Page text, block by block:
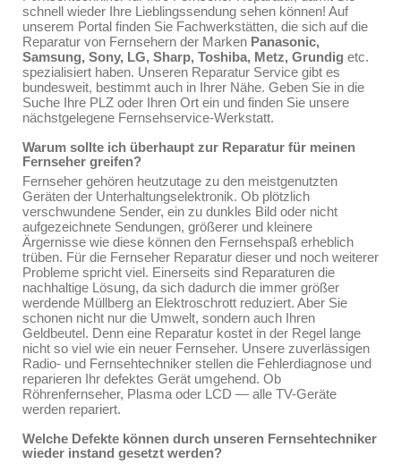
schnell wieder Ihre Lieblingssendung sehen können! Auf
unserem Portal finden Sie Fachwerkstätten, die sich auf die
Reparatur von Fernsehern der Marken Panasonic,
Samsung, Sony, LG, Sharp, Toshiba, Metz, Grundig etc.
spezialisiert haben. Unseren Reparatur Service gibt es
bundesweit, bestimmt auch in Ihrer Nähe. Geben Sie in die
Suche Ihre PLZ oder Ihren Ort ein und finden Sie unsere
nächstgelegene Fernsehservice-Werkstatt.
Warum sollte ich überhaupt zur Reparatur für meinen
Fernseher greifen?
Fernseher gehören heutzutage zu den meistgenutzten
Geräten der Unterhaltungselektronik. Ob plötzlich
verschwundene Sender, ein zu dunkles Bild oder nicht
aufgezeichnete Sendungen, größerer und kleinere
Ärgernisse wie diese können den Fernsehspaß erheblich
trüben. Für die Fernseher Reparatur dieser und noch weiterer
Probleme spricht viel. Einerseits sind Reparaturen die
nachhaltige Lösung, da sich dadurch die immer größer
werdende Müllberg an Elektroschrott reduziert. Aber Sie
schonen nicht nur die Umwelt, sondern auch Ihren
Geldbeutel. Denn eine Reparatur kostet in der Regel lange
nicht so viel wie ein neuer Fernseher. Unsere zuverlässigen
Radio- und Fernsehtechniker stellen die Fehlerdiagnose und
reparieren Ihr defektes Gerät umgehend. Ob
Röhrenfernseher, Plasma oder LCD — alle TV-Geräte
werden repariert.
Welche Defekte können durch unseren Fernsehtechniker
wieder instand gesetzt werden?